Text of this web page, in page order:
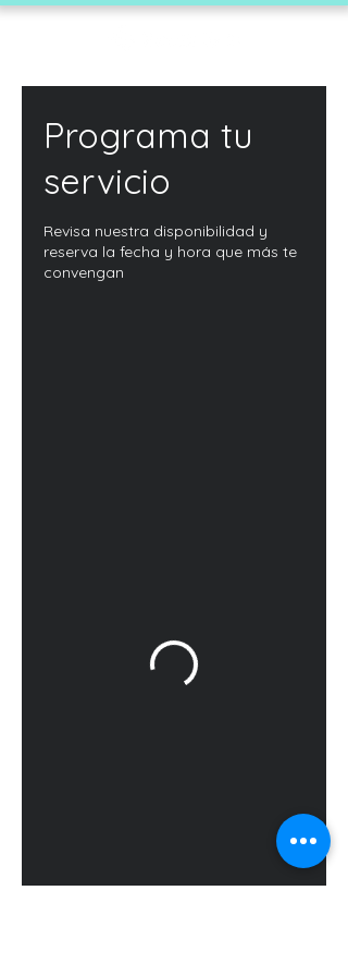
Programa tu
servicio
Revisa nuestra disponibilidad y
reserva la fecha y hora que más te
convengan